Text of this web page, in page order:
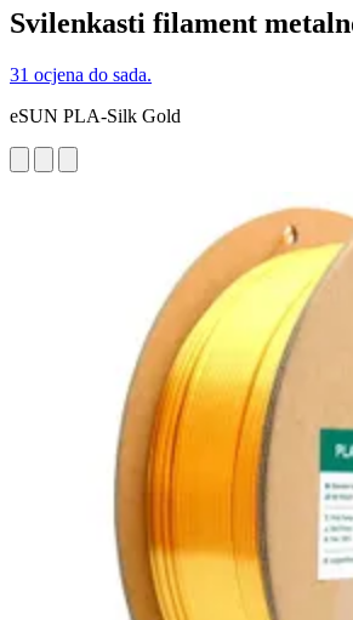
Svilenkasti filament
31 ocjena do sada.
eSUN PLA-Silk Gold